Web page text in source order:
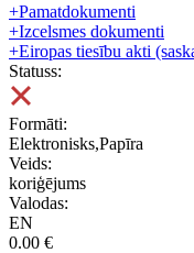
+Pamatdokumenti
+Izcelsmes dokumenti
+Eiropas tiesību akti
Statuss:
Formāti:
Elektronisks,Papīra
Veids:
koriģējums
Valodas:
EN
0.00 €